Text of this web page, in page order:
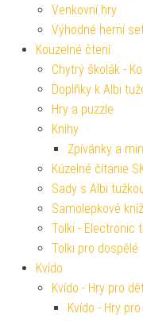
Venkovní hry
Výhodné herní
Kouzelné čtení
Chytrý školák -
Doplňky k Albi
Hry a puzzle
Knihy
Zpívánky a
Kúzelné čítanie
Sady s Albi
Samolepkové
Tolki - Electronic
Tolki pro dospělé
Kvído
Kvído - Hry pro
Kvído - Hry